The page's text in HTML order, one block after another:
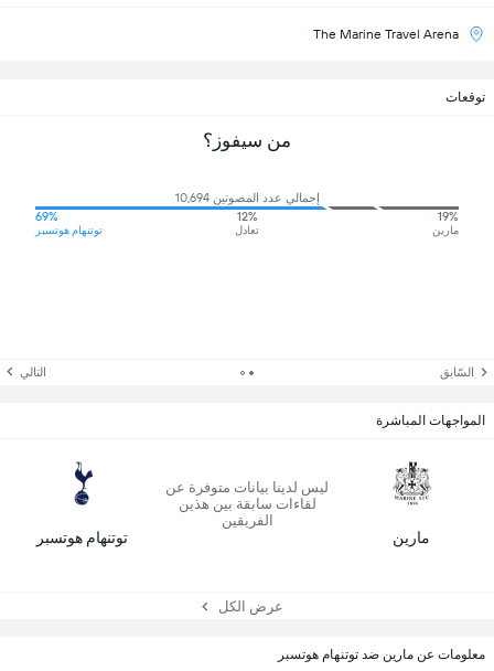
The Marine Travel Arena
توقعات
من سيفوز؟
إجمالي عدد المصوتين 10,694
19%
مارين
12%
تعادل
69%
توتنهام هوتسبر
السّابق التالي
المواجهات المباشرة
مارين
ليس لدينا بيانات متوفرة عن
لقاءات سابقة بين هذين
الفريقين
توتنهام هوتسبر
عرض الكل
معلومات عن مارين ضد توتنهام هوتسبر